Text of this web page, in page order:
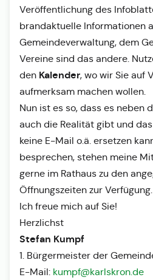
Veröffentlichung des
brandaktuelle Informationen
Gemeindeverwaltung, dem
Vereine sind das andere.
den Kalender, wo wir Sie auf
aufmerksam machen wollen.
Nun ist es so, dass es neben
auch die Realität gibt und
keine E-Mail o.ä. ersetzen
besprechen, stehen meine
gerne im Rathaus zu den
Öffnungszeiten zur Verfügung.
Ich freue mich auf Sie!
Herzlichst
Stefan Kumpf
1. Bürgermeister der
E-Mail: kumpf@karlskron.de